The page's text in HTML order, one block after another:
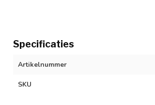
Specificaties
Artikelnummer
SKU